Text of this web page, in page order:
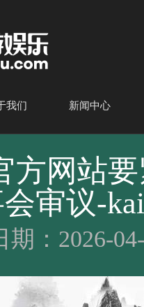
我们 新闻中心
方网站
审议-
期：2026-